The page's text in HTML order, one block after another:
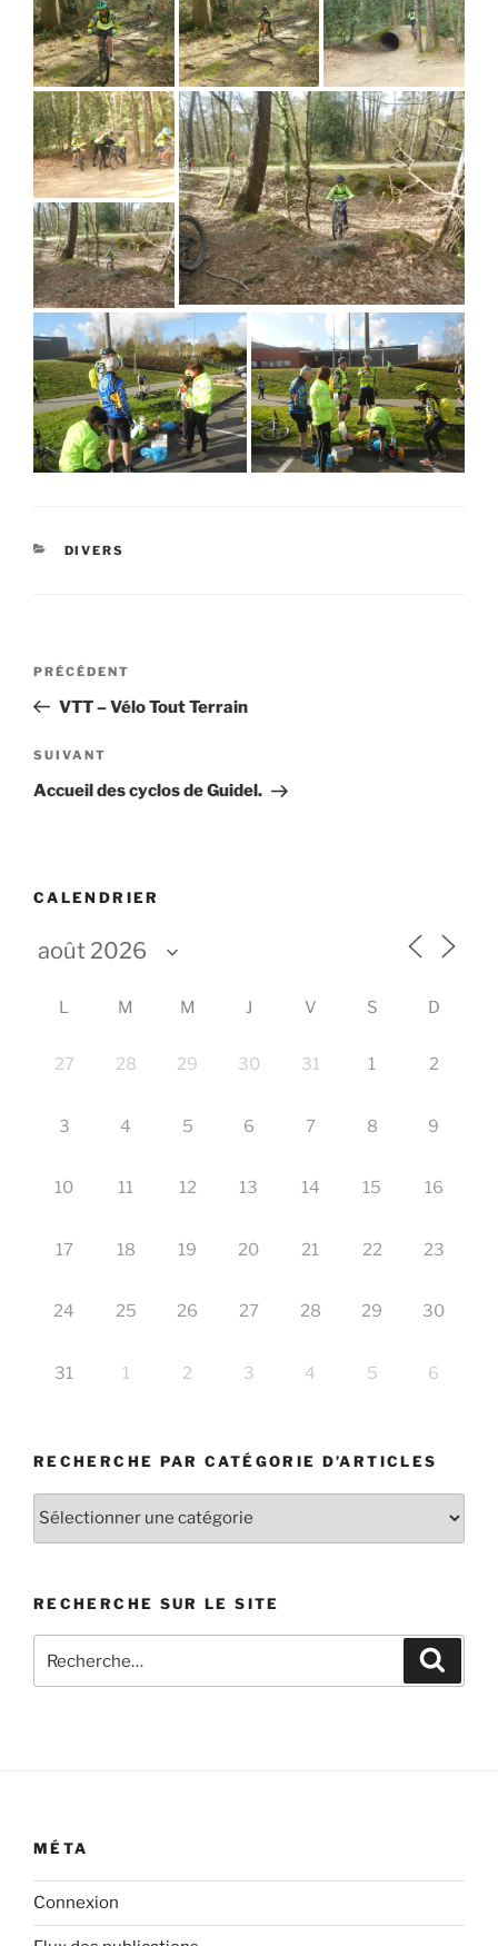
CATÉGORIES
DIVERS
Navigation
l’article
Article
précédent
PRÉCÉDENT
VTT – Vélo Tout Terrain
Article
suivant
SUIVANT
Accueil des cyclos de Guidel.
CALENDRIER
L M M J V S D
27 28 29 30 31 1 2
3 4 5 6 7 8 9
10 11 12 13 14 15 16
17 18 19 20 21 22 23
24 25 26 27 28 29 30
31 1 2 3 4 5 6
RECHERCHE PAR CATÉGORIE D’ARTICLES
Recherche
RECHERCHE SUR LE SITE
pour
MÉTA
Connexion